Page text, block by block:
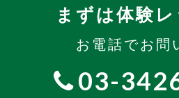
まずは体験
お電話でお問
03-